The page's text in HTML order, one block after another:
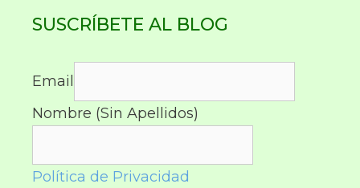
SUSCRÍBETE AL BLOG
Email
Nombre (Sin Apellidos)
Política de Privacidad